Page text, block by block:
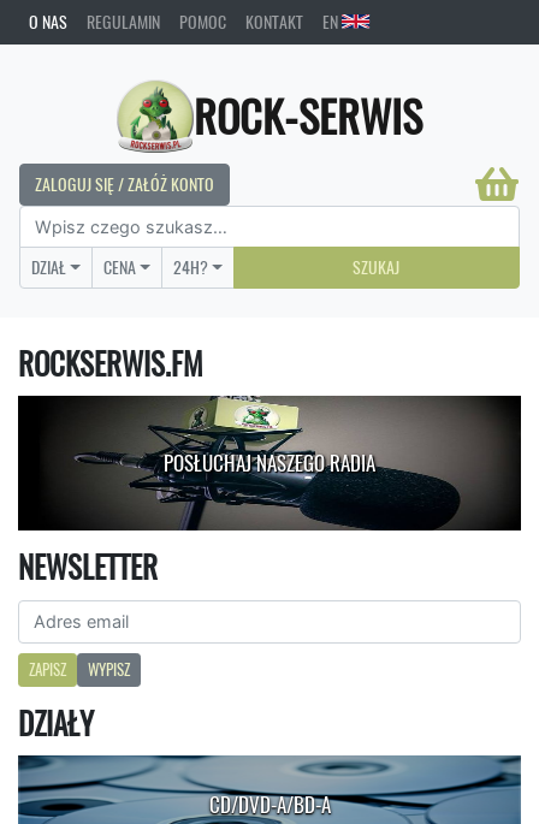
O NAS REGULAMIN POMOC KONTAKT EN
ROCK-SERWIS
ZALOGUJ SIĘ / ZAŁÓŻ KONTO
DZIAŁ CENA 24H? SZUKAJ
ROCKSERWIS.FM
POSŁUCHAJ NASZEGO RADIA
NEWSLETTER
ZAPISZ WYPISZ
DZIAŁY
CD/DVD-A/BD-A